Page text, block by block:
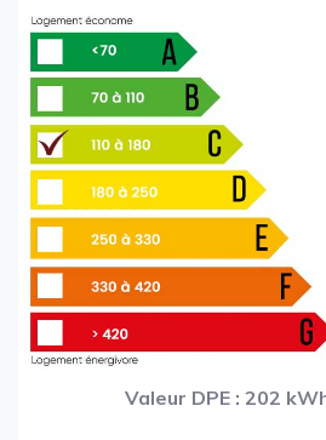
Valeur DPE : 202